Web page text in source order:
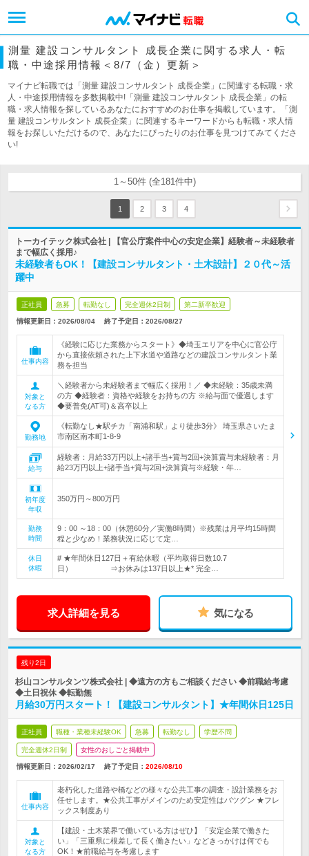
測量 建設コンサルタント 成長企業に関する求人・転
職・中途採用情報＜8/7（金）更新＞
マイナビ転職では「測量 建設コンサルタント 成長企業」に関連する転職・求
人・中途採用情報を多数掲載中!「測量 建設コンサルタント 成長企業」の転
職・求人情報を探しているあなたにおすすめのお仕事を掲載しています。「測
量 建設コンサルタント 成長企業」に関連するキーワードからも転職・求人情
報をお探しいただけるので、あなたにぴったりのお仕事を見つけてみてくださ
い!
1～50件 (全181件中)
1 2 3 4
トーカイテック株式会社 | 【官公庁案件中心の安定企業】経験者～未経験者
まで幅広く採用♪
未経験者もOK！【建設コンサルタント・土木設計】２０代～活
躍中
正社員 急募 転勤なし 完全週休2日制 第二新卒歓迎
情報更新日：2026/08/04 終了予定日： 2026/08/27
仕事内容
《経験に応じた業務からスタート》◆埼玉エリアを中心に官公庁
から直接依頼された上下水道や道路などの建設コンサルタント業
務を担当
対象と
なる方
＼経験者から未経験者まで幅広く採用！／ ◆未経験：35歳未満
の方 ◆経験者：資格や経験をお持ちの方 ※給与面で優遇します
◆要普免(AT可)＆高卒以上
勤務地
《転勤なし★駅チカ「南浦和駅」より徒歩3分》 埼玉県さいたま
市南区南本町1-8-9
給与
経験者：月給33万円以上+諸手当+賞与2回+決算賞与未経験者：月
給23万円以上+諸手当+賞与2回+決算賞与※経験・年…
初年度
年収
350万円～800万円
勤務
時間
9：00 ～18：00（休憩60分／実働8時間）※残業は月平均15時間
程と少なめ！業務状況に応じて定…
休日
休暇
# ★年間休日127日＋有給休暇（平均取得日数10.7
日） ⇒お休みは137日以上★* 完全…
求人詳細を見る 気になる
残り2日
杉山コンサルタンツ株式会社 | ◆遠方の方もご相談ください ◆前職給考慮
◆土日祝休 ◆転勤無
月給30万円スタート！【建設コンサルタント】★年間休日125日
正社員 職種・業種未経験OK 急募 転勤なし 学歴不問
完全週休2日制 女性のおしごと掲載中
情報更新日：2026/02/17 終了予定日： 2026/08/10
仕事内容
老朽化した道路や橋などの様々な公共工事の調査・設計業務をお
任せします。★公共工事がメインのため安定性はバツグン ★フレ
ックス制度あり
対象と
なる方
【建設・土木業界で働いている方はぜひ】「安定企業で働きた
い」「三重県に根差して長く働きたい」などきっかけは何でも
OK！★前職給与を考慮します